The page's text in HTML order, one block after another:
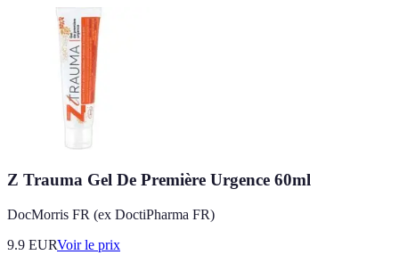
Z Trauma Gel De Première Urgence 60ml
DocMorris FR (ex DoctiPharma FR)
9.9 EURVoir le prix